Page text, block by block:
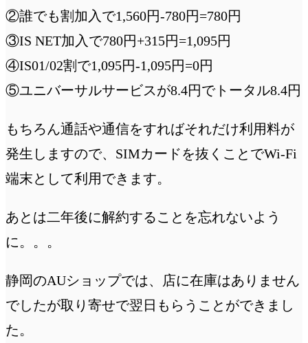
②誰でも割加入で1,560円-780円=780円
③IS NET加入で780円+315円=1,095円
④IS01/02割で1,095円-1,095円=0円
⑤ユニバーサルサービスが8.4円でトータル8.4円
もちろん通話や通信をすればそれだけ利用料が
発生しますので、SIMカードを抜くことでWi-Fi
端末として利用できます。
あとは二年後に解約することを忘れないよう
に。。。
静岡のAUショップでは、店に在庫はありません
でしたが取り寄せで翌日もらうことができまし
た。